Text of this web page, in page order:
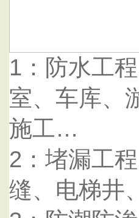
1：防水工
室、车库、
施工…
2：堵漏工
缝、电梯井